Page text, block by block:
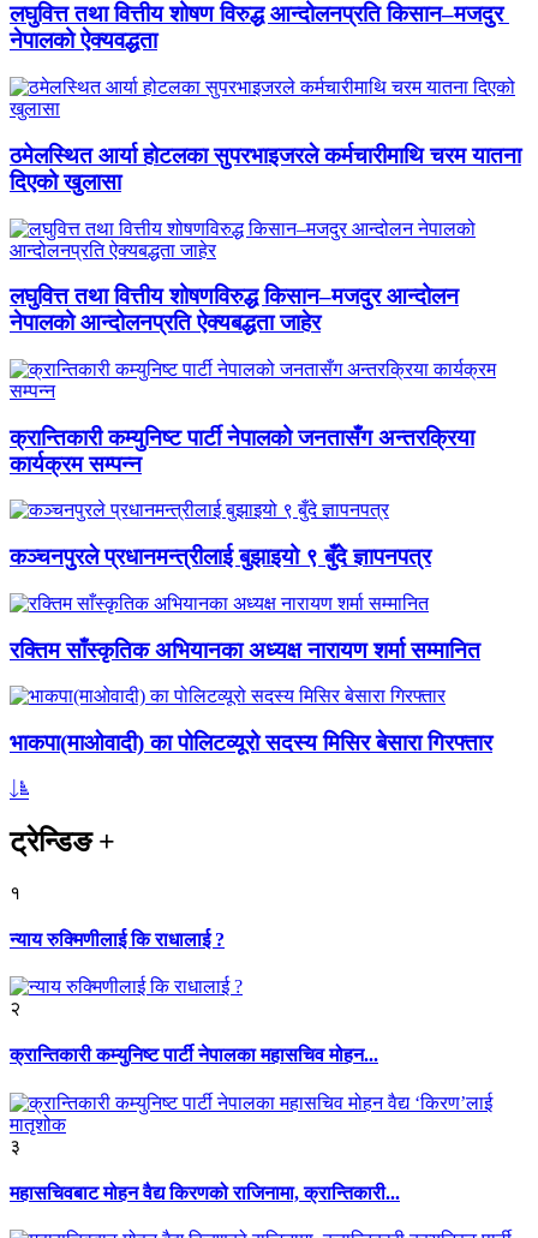
लघुवित्त तथा वित्तीय शोषण विरुद्ध आन्दोलनप्रति किसान–मजदुर
नेपालको ऐक्यवद्धता
ठमेलस्थित आर्या होटलका सुपरभाइजरले कर्मचारीमाथि चरम यातना
दिएको खुलासा
लघुवित्त तथा वित्तीय शोषणविरुद्ध किसान–मजदुर आन्दोलन
नेपालको आन्दोलनप्रति ऐक्यबद्धता जाहेर
क्रान्तिकारी कम्युनिष्ट पार्टी नेपालको जनतासँग अन्तरक्रिया
कार्यक्रम सम्पन्न
कञ्चनपुरले प्रधानमन्त्रीलाई बुझाइयो ९ बुँदे ज्ञापनपत्र
रक्तिम साँस्कृतिक अभियानका अध्यक्ष नारायण शर्मा सम्मानित
भाकपा(माओवादी) का पोलिटव्यूरो सदस्य मिसिर बेसारा गिरफ्तार
ट्रेन्डिङ+
१
न्याय रुक्मिणीलाई कि राधालाई ?
२
क्रान्तिकारी कम्युनिष्ट पार्टी नेपालका महासचिव मोहन...
३
महासचिवबाट मोहन वैद्य किरणको राजिनामा, क्रान्तिकारी...